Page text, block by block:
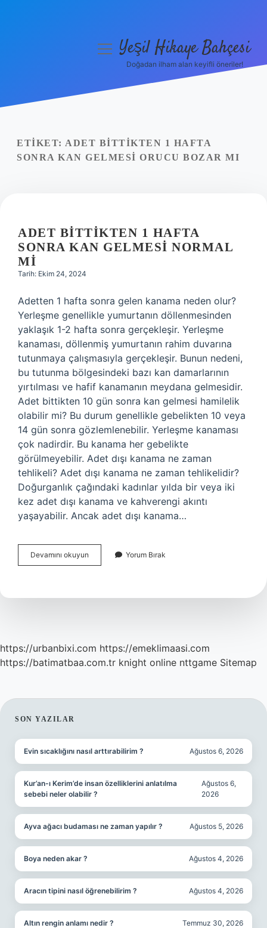
Yasal Uyarı
menüyüYeşil Hikaye Bahçesi
Doğadan ilham alan keyifli öneriler!
ETIKET: ADET BITTIKTEN 1 HAFTA
SONRA KAN GELMESI ORUCU BOZAR MI
ADET BITTIKTEN 1 HAFTA
SONRA KAN GELMESI NORMAL
MI
Tarih: Ekim 24, 2024
Adetten 1 hafta sonra gelen kanama neden olur?
Yerleşme genellikle yumurtanın döllenmesinden
yaklaşık 1-2 hafta sonra gerçekleşir. Yerleşme
kanaması, döllenmiş yumurtanın rahim duvarına
tutunmaya çalışmasıyla gerçekleşir. Bunun nedeni,
bu tutunma bölgesindeki bazı kan damarlarının
yırtılması ve hafif kanamanın meydana gelmesidir.
Adet bittikten 10 gün sonra kan gelmesi hamilelik
olabilir mi? Bu durum genellikle gebelikten 10 veya
14 gün sonra gözlemlenebilir. Yerleşme kanaması
çok nadirdir. Bu kanama her gebelikte
görülmeyebilir. Adet dışı kanama ne zaman
tehlikeli? Adet dışı kanama ne zaman tehlikelidir?
Doğurganlık çağındaki kadınlar yılda bir veya iki
kez adet dışı kanama ve kahverengi akıntı
yaşayabilir. Ancak adet dışı kanama…
Devamını okuyun
Bittikten
Sonra
Yorum Bırak
https://urbanbixi.com https://emeklimaasi.com
https://batimatbaa.com.tr knight online nttgame Sitemap
SIDEBAR
SON YAZILAR
Evin sıcaklığını nasıl arttırabilirim ? Ağustos 6, 2026
Kur’an-ı Kerim’de insan özelliklerini anlatılma
sebebi neler olabilir ?
Ağustos 6,
2026
Ayva ağacı budaması ne zaman yapılır ? Ağustos 5, 2026
Boya neden akar ? Ağustos 4, 2026
Aracın tipini nasıl öğrenebilirim ? Ağustos 4, 2026
Altın rengin anlamı nedir ? Temmuz 30, 2026